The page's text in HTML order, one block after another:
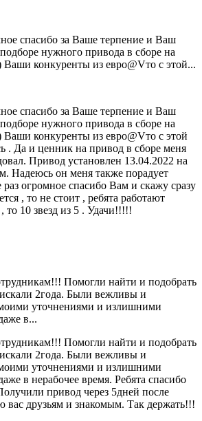
спасибо за Ваше терпение и Ваш
нужного привода в сборе на
Ваши конкуренты из евро@Vто с этой...
спасибо за Ваше терпение и Ваш
нужного привода в сборе на
Ваши конкуренты из евро@Vто с этой
. Да и ценник на привод в сборе меня
Привод установлен 13.04.2022 на
Надеюсь он меня также порадует
огромное спасибо Вам и скажу сразу
, то не стоит , ребята работают
то 10 звезд из 5 . Удачи!!!!!
Помогли найти и подобрать
2года. Были вежливы и
уточнениями и излишними
в...
Помогли найти и подобрать
2года. Были вежливы и
уточнениями и излишними
в нерабочее время. Ребята спасибо
привод через 5дней после
вас друзьям и знакомым. Так держать!!!